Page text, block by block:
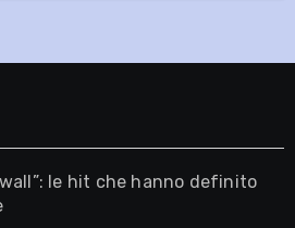
le hit che hanno definito